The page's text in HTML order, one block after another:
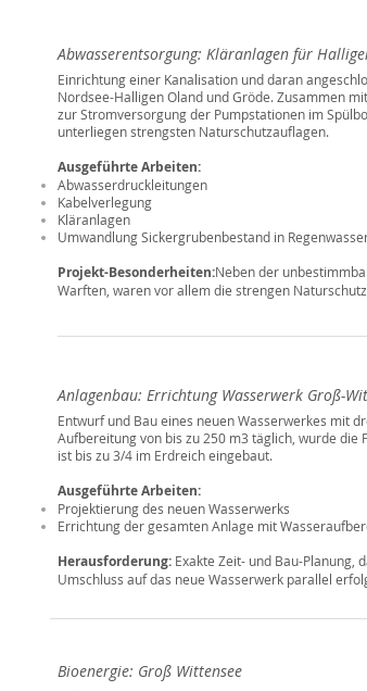
Abwasserentsorgung: Kläranlagen für
Einrichtung einer Kanalisation und daran
Nordsee-Halligen Oland und Gröde. Zusammen
zur Stromversorgung der Pumpstationen im
unterliegen strengsten Naturschutzauflagen.
Ausgeführte Arbeiten:
Abwasserdruckleitungen
Kabelverlegung
Kläranlagen
Umwandlung Sickergrubenbestand in
Projekt-Besonderheiten:Neben der
Warften, waren vor allem die strengen
Anlagenbau: Errichtung Wasserwerk Groß-
Entwurf und Bau eines neuen Wasserwerkes mit
Aufbereitung von bis zu 250 m3 täglich, wurde
ist bis zu 3/4 im Erdreich eingebaut.
Ausgeführte Arbeiten:
Projektierung des neuen Wasserwerks
Errichtung der gesamten Anlage mit
Herausforderung: Exakte Zeit- und Bau-Planung,
Umschluss auf das neue Wasserwerk parallel
Bioenergie: Groß Wittensee